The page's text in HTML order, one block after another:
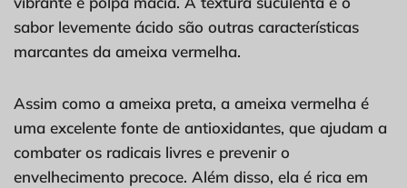
sabor levemente ácido são outras características
marcantes da ameixa vermelha.
Assim como a ameixa preta, a ameixa vermelha é
uma excelente fonte de antioxidantes, que ajudam a
combater os radicais livres e prevenir o
envelhecimento precoce. Além disso, ela é rica em